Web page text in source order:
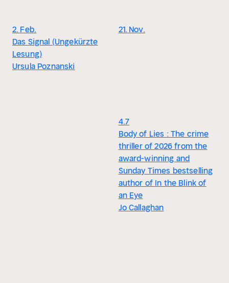
2. Feb.
Das Signal (Ungekürzte
Lesung)
Ursula Poznanski
21. Nov.
4.7
Body of Lies : The crime
thriller of 2026 from the
award-winning and
Sunday Times bestselling
author of In the Blink of
an Eye
Jo Callaghan